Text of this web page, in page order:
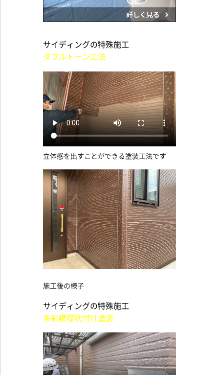
サイディングの特殊施工
ダブルトーン工法
立体感を出すことができる塗装工法です
施工後の様子
サイディングの特殊施工
多彩模様吹付け塗装